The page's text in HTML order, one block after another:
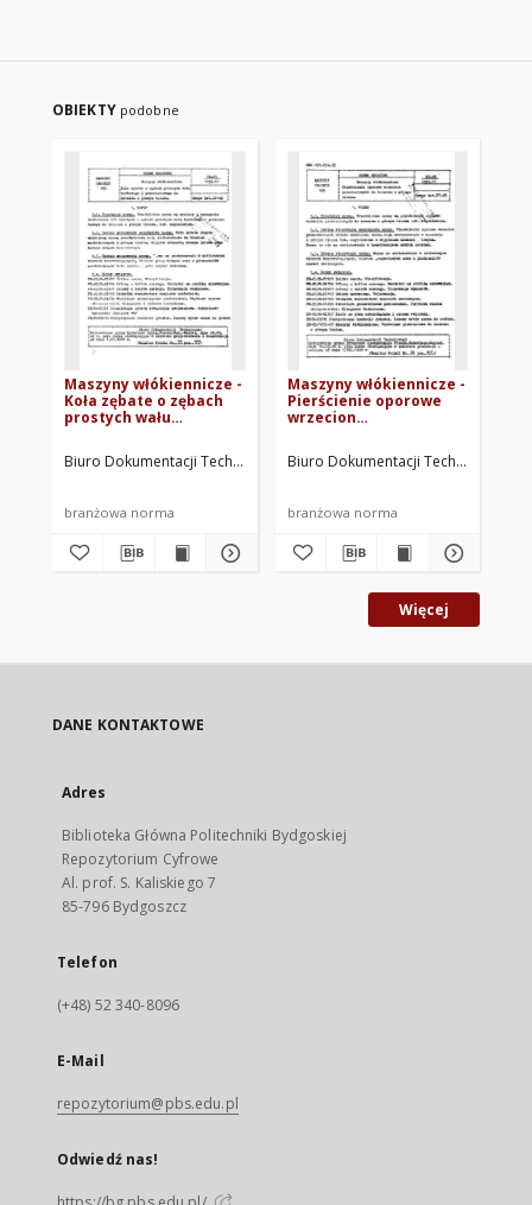
OBIEKTY podobne
Maszyny włókiennicze -
Koła zębate o zębach
prostych wału
przerzutowego do
krosien z górnym
Biuro Dokumentacji Technicznej. Oprac.
branżowa norma
Maszyny włókiennicze -
Pierścienie oporowe
wrzecion
krosien z górnym
biciem BN-68/1859-11
Biuro Dokumentacji Technicznej.
branżowa norma
Więcej
DANE KONTAKTOWE
Adres
Biblioteka Główna Politechniki Bydgoskiej
Repozytorium Cyfrowe
Al. prof. S. Kaliskiego 7
85-796 Bydgoszcz
Telefon
(+48) 52 340-8096
E-Mail
repozytorium@pbs.edu.pl
Odwiedź nas!